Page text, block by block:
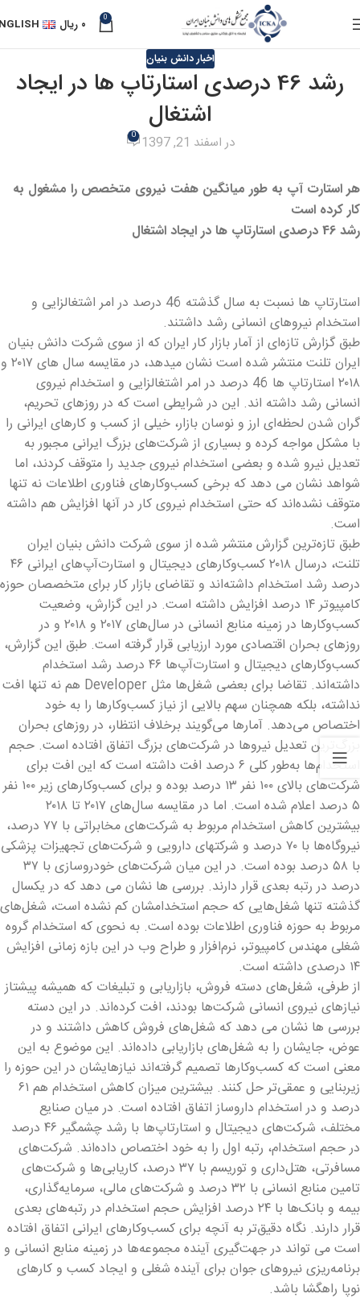
0 ۰ ریال
اخبار دانش بنیان
رشد 46 درصدی استارتاپ ها در ایجاد
اشتغال
در اسفند 21, 1397 0
هر استارت آپ به طور میانگین هفت نیروی متخصص را مشغول به
کار کرده است
رشد 46 درصدی استارتاپ ها در ایجاد اشتغال
استارتاپ ها نسبت به سال گذشته 46 درصد در امر اشتغالزایی و
استخدام نیروهای انسانی رشد داشتند.
طبق گزارش تازه‌ای از آمار بازار کار ایران که از سوی شرکت دانش بنیان
ایران تلنت منتشر شده است نشان میدهد، در مقایسه سال های ۲۰۱۷ و
۲۰۱۸ استارتاپ ها 46 درصد در امر اشتغالزایی و استخدام نیروی
انسانی رشد داشته اند. این در شرایطی است که در روزهای تحریم،
گران شدن لحظه‌ای ارز و نوسان بازار، خیلی از کسب‌ و کارهای ایرانی را
با مشکل مواجه کرده و بسیاری از شرکت‌های بزرگ ایرانی مجبور به
تعدیل نیرو شده و بعضی استخدام نیروی جدید را متوقف کردند، اما
شواهد نشان می دهد که برخی کسب‌وکارهای فناوری اطلاعات نه تنها
متوقف نشده‌اند که حتی استخدام نیروی کار در آنها افزایش هم داشته
است.
طبق تازه‌ترین گزارش منتشر شده از سوی شرکت دانش بنیان ایران
تلنت، درسال ۲۰۱۸ کسب‌وکارهای دیجیتال و استارت‌آپ‌های ایرانی ۴۶
درصد رشد استخدام داشته‌اند و تقاضای بازار کار برای متخصصان حوزه
کامپیوتر ۱۴ درصد افزایش داشته است. در این گزارش، وضعیت
کسب‌وکارها در زمینه منابع انسانی در سال‌های ۲۰۱۷ و ۲۰۱۸ و در
روزهای بحران اقتصادی مورد ارزیابی قرار گرفته است. طبق این گزارش،
کسب‌وکارهای دیجیتال و استارت‌آپ‌ها ۴۶ درصد رشد استخدام
داشته‌اند. تقاضا برای بعضی شغل‌ها مثل Developer هم نه تنها افت
نداشته، بلکه همچنان سهم بالایی از نیاز کسب‌وکارها را به خود
اختصاص می‌دهد. آمارها می‌گویند برخلاف انتظار، در روزهای بحران
بزرگ‌ترین تعدیل نیروها در شرکت‌های بزرگ اتفاق افتاده است. حجم
استخدام‌ها به‌طور کلی ۶ درصد افت داشته است که این افت برای
شرکت‌های بالای ۱۰۰ نفر ۱۳ درصد بوده و برای کسب‌وکارهای زیر ۱۰۰ نفر
۵ درصد اعلام شده است. اما در مقایسه سال‌های ۲۰۱۷ تا ۲۰۱۸
بیشترین کاهش استخدام مربوط به شرکت‌های مخابراتی با ۷۷ درصد،
نیروگاه‌ها با ۷۰ درصد و شرکتهای دارویی و شرکت‌های تجهیزات پزشکی
با ۵۸ درصد بوده است. در این میان شرکت‌های خودروسازی با ۳۷
درصد در رتبه‌ بعدی قرار دارند. بررسی ها نشان می دهد که در یکسال
گذشته تنها شغل‌هایی که حجم استخدامشان کم نشده است، شغل‌های
مربوط به حوزه فناوری اطلاعات بوده است. به نحوی که استخدام گروه
شغلی مهندس کامپیوتر، نرم‌افزار و طراح وب در این بازه زمانی افزایش
۱۴ درصدی داشته است.
از طرفی، شغل‌های دسته فروش، بازاریابی و تبلیغات که همیشه پیشتاز
نیازهای نیروی انسانی شرکت‌ها بودند، افت کرده‌اند. در این دسته
بررسی ها نشان می دهد که شغل‌های فروش کاهش داشتند و در
عوض، جایشان را به شغل‌های بازاریابی داده‌اند. این موضوع به این
معنی است که کسب‌وکارها تصمیم گرفته‌اند نیازهایشان در این حوزه را
زیربنایی و عمقی‌تر حل کنند. بیشترین میزان کاهش استخدام هم ۶۱
درصد و در استخدام داروساز اتفاق افتاده است. در میان صنایع
مختلف، شرکت‌های دیجیتال و استارتاپ‌ها با رشد چشمگیر ۴۶ درصد
در حجم استخدام، رتبه اول را به خود اختصاص داده‌اند. شرکت‌های
مسافرتی، هتل‌داری و توریسم با ۳۷ درصد، کاریابی‌ها و شرکت‌های
تامین منابع انسانی با ۳۲ درصد و شرکت‌های مالی، سرمایه‌گذاری،
بیمه و بانک‌ها با ۲۴ درصد افزایش حجم استخدام در رتبه‌های بعدی
قرار دارند. نگاه دقیق‌تر به آنچه برای کسب‌وکارهای ایرانی اتفاق افتاده
است می تواند در جهت‌گیری آینده مجموعه‌ها در زمینه منابع انسانی و
برنامه‌ریزی نیروهای جوان برای آینده‌ شغلی‌ و ایجاد کسب و کارهای
نوپا راهگشا باشد.